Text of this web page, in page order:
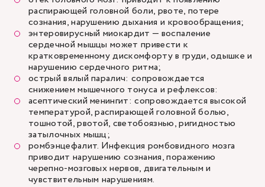
распирающей головной боли, рвоте, потере
сознания, нарушению дыхания и кровообращения;
энтеровирусный миокардит — воспаление
сердечной мышцы может привести к
кратковременному дискомфорту в груди, одышке и
нарушению сердечного ритма;
острый вялый паралич: сопровождается
снижением мышечного тонуса и рефлексов:
асептический менингит: сопровождается высокой
температурой, распирающей головной болью,
тошнотой, рвотой, светобоязнью, ригидностью
затылочных мышц;
ромбэнцефалит. Инфекция ромбовидного мозга
приводит нарушению сознания, поражению
черепно-мозговых нервов, двигательным и
чувствительным нарушениям.